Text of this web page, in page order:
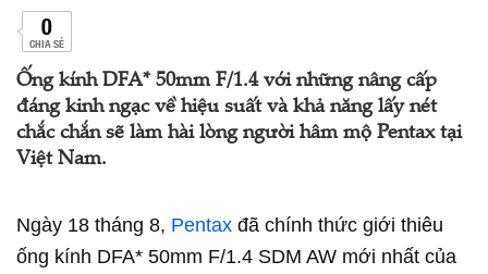
0
CHIA SẺ
Ống kính DFA* 50mm F/1.4 với những nâng cấp
đáng kinh ngạc về hiệu suất và khả năng lấy nét
chắc chắn sẽ làm hài lòng người hâm mộ Pentax tại
Việt Nam.
Ngày 18 tháng 8, Pentax đã chính thức giới thiêu
ống kính DFA* 50mm F/1.4 SDM AW mới nhất của